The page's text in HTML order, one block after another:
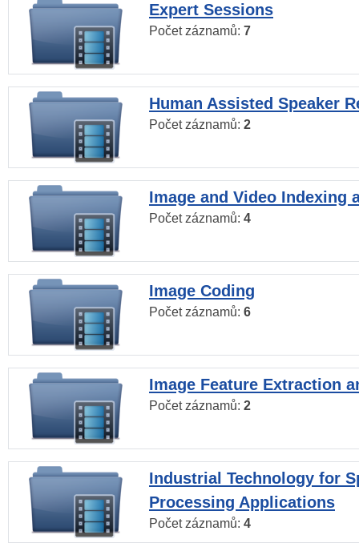
Expert Sessions
Počet záznamů: 7
Human Assisted Speaker
Počet záznamů: 2
Image and Video Indexing
Počet záznamů: 4
Image Coding
Počet záznamů: 6
Image Feature Extraction
Počet záznamů: 2
Industrial Technology for
Processing Applications
Počet záznamů: 4